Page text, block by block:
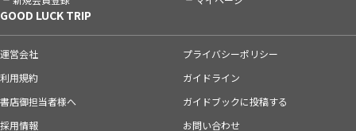
GOOD LUCK TRIP
運営会社
プライバシーポリシー
利用規約
ガイドライン
書店御担当者様へ
ガイドブックに投稿する
採用情報
お問い合わせ